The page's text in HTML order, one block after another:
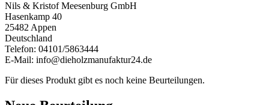
Nils & Kristof Meesenburg GmbH
Hasenkamp 40
25482 Appen
Deutschland
Telefon: 04101/5863444
E-Mail: info@dieholzmanufaktur24.de
Für dieses Produkt gibt es noch keine Beurteilungen.